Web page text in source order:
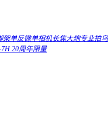
架单反微单相机长焦大炮专业拍鸟
20周年限量